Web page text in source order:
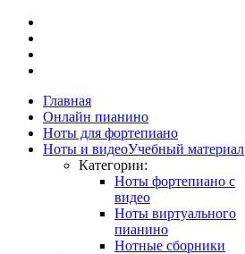
Главная
Онлайн пианино
Ноты для фортепиано
Ноты и видеоУчебный материал
Категории:
Ноты фортепиано с
видео
Ноты виртуального
пианино
Нотные сборники